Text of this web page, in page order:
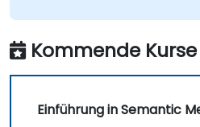
Kommende Kurse
Einführung in Semantic